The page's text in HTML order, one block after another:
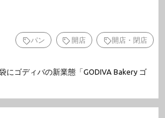
パン 開店 開店・閉店
にゴディバの新業態「GODIVA Bakery ゴ